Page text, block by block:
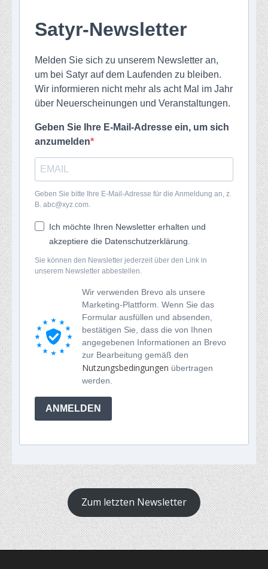
Satyr-Newsletter
Melden Sie sich zu unserem Newsletter an,
um bei Satyr auf dem Laufenden zu bleiben.
Wir informieren nicht mehr als acht Mal im Jahr
über Neuerscheinungen und Veranstaltungen.
Geben Sie Ihre E-Mail-Adresse ein, um sich
anzumelden
Geben Sie bitte Ihre E-Mail-Adresse für die Anmeldung an, z.
B. abc@xyz.com.
Ich möchte Ihren Newsletter erhalten und
akzeptiere die Datenschutzerklärung.
Sie können den Newsletter jederzeit über den Link in
unserem Newsletter abbestellen.
Wir verwenden Brevo als unsere
Marketing-Plattform. Wenn Sie das
Formular ausfüllen und absenden,
bestätigen Sie, dass die von Ihnen
angegebenen Informationen an Brevo
zur Bearbeitung gemäß den
Nutzungsbedingungen übertragen
werden.
ANMELDEN
Zum letzten Newsletter